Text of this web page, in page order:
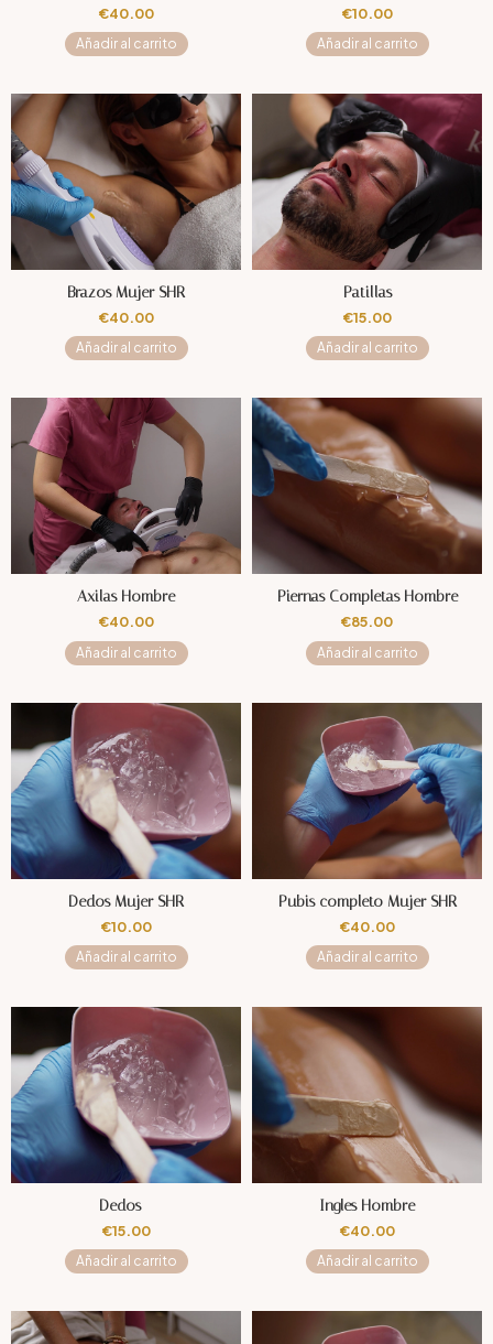
€40.00
Añadir al carrito
€10.00
Añadir al carrito
Brazos Mujer SHR
€40.00
Añadir al carrito
Patillas
€15.00
Añadir al carrito
Axilas Hombre
€40.00
Añadir al carrito
Piernas Completas Hombre
€85.00
Añadir al carrito
Dedos Mujer SHR
€10.00
Añadir al carrito
Pubis completo Mujer SHR
€40.00
Añadir al carrito
Dedos –
€15.00
Añadir al carrito
Ingles Hombre
€40.00
Añadir al carrito